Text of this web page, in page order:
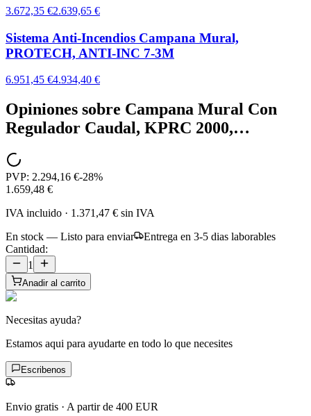
3.672,35 €2.639,65 €
Sistema Anti-Incendios Campana Mural,
PROTECH, ANTI-INC 7-3M
6.951,45 €4.934,40 €
Opiniones sobre Campana Mural Con
Regulador Caudal, KPRC 2000,…
PVP: 2.294,16 €-28%
1.659,48 €
IVA incluido · 1.371,47 € sin IVA
En stock — Listo para enviar
Entrega en 3-5 dias laborables
Cantidad:
1
Anadir al carrito
Necesitas ayuda?
Estamos aqui para ayudarte en todo lo que necesites
Escribenos
Envio gratis · A partir de 400 EUR